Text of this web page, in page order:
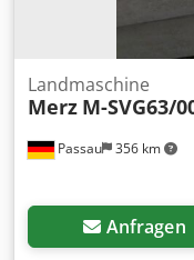
Passau 356 km
Landmaschine
Merz M-SVG63/
Anfragen